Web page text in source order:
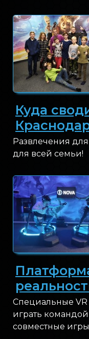
Куда
Развлечения для
для всей семьи!
Специальные VR
играть
совместные